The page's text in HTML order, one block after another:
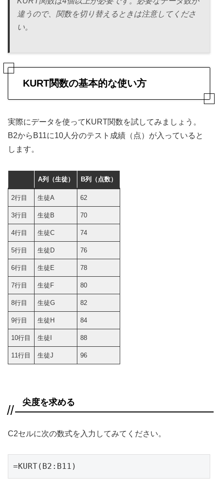
違うので、関数を切り替えるときは注意してくださ
い。
KURT関数の基本的な使い方
実際にデータを使ってKURT関数を試してみましょう。
B2からB11に10人分のテスト成績（点）が入っていると
します。
A列（生徒） B列（点数）
2行目 生徒A 62
3行目 生徒B 70
4行目 生徒C 74
5行目 生徒D 76
6行目 生徒E 78
7行目 生徒F 80
8行目 生徒G 82
9行目 生徒H 84
10行目 生徒I 88
11行目 生徒J 96
尖度を求める
C2セルに次の数式を入力してみてください。
=KURT(B2:B11)